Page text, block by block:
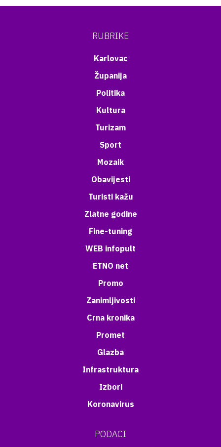
RUBRIKE
Karlovac
Županija
Politika
Kultura
Turizam
Sport
Mozaik
Obavijesti
Turisti kažu
Zlatne godine
Fine-tuning
WEB infopult
ETNO net
Promo
Zanimljivosti
Crna kronika
Promet
Glazba
Infrastruktura
Izbori
Koronavirus
PODACI